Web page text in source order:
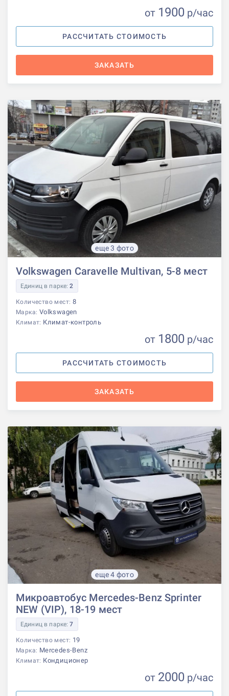
от 1900 р/час
РАССЧИТАТЬ СТОИМОСТЬ
ЗАКАЗАТЬ
еще 3 фото
Volkswagen Caravelle Multivan, 5-8 мест
Единиц в парке:2
Количество мест: 8
Марка: Volkswagen
Климат: Климат-контроль
от 1800 р/час
РАССЧИТАТЬ СТОИМОСТЬ
ЗАКАЗАТЬ
еще 4 фото
Микроавтобус Mercedes-Benz Sprinter
NEW (VIP), 18-19 мест
Единиц в парке:7
Количество мест: 19
Марка: Mercedes-Benz
Климат: Кондиционер
от 2000 р/час